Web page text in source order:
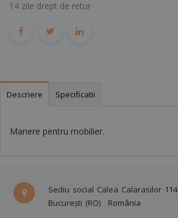
14 zile drept de retur
Descriere Specificatii
Manere pentru mobilier.
Sediu social Calea Calarasilor 114
București (RO)
România